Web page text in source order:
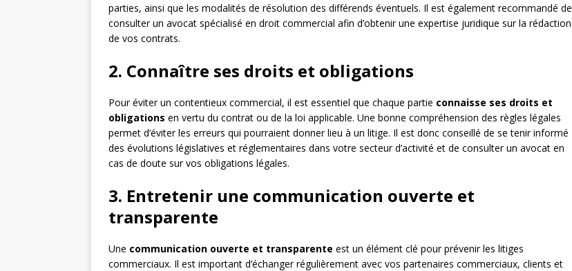
parties, ainsi que les modalités de résolution des différends éventuels. Il est également recommandé de
consulter un avocat spécialisé en droit commercial afin d’obtenir une expertise juridique sur la rédaction
de vos contrats.
2. Connaître ses droits et obligations
Pour éviter un contentieux commercial, il est essentiel que chaque partie connaisse ses droits et
obligations en vertu du contrat ou de la loi applicable. Une bonne compréhension des règles légales
permet d’éviter les erreurs qui pourraient donner lieu à un litige. Il est donc conseillé de se tenir informé
des évolutions législatives et réglementaires dans votre secteur d’activité et de consulter un avocat en
cas de doute sur vos obligations légales.
3. Entretenir une communication ouverte et
transparente
Une communication ouverte et transparente est un élément clé pour prévenir les litiges
commerciaux. Il est important d’échanger régulièrement avec vos partenaires commerciaux, clients et